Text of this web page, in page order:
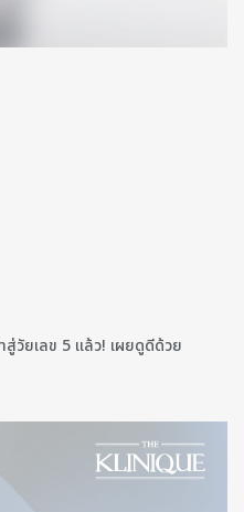
สู่วัยเลข 5 แล้ว! เผยดูดีด้วย